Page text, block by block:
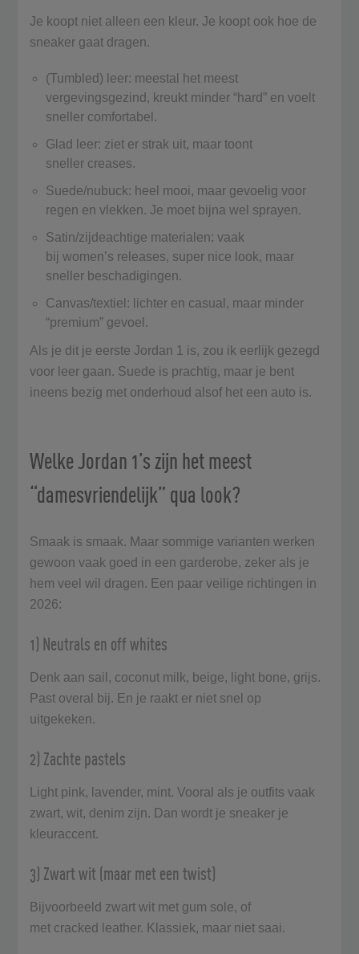
Je koopt niet alleen een kleur. Je koopt ook hoe de
sneaker gaat dragen.
(Tumbled) leer: meestal het meest
vergevingsgezind, kreukt minder “hard” en voelt
sneller comfortabel.
Glad leer: ziet er strak uit, maar toont
sneller creases.
Suede/nubuck: heel mooi, maar gevoelig voor
regen en vlekken. Je moet bijna wel sprayen.
Satin/zijdeachtige materialen: vaak
bij women’s releases, super nice look, maar
sneller beschadigingen.
Canvas/textiel: lichter en casual, maar minder
“premium” gevoel.
Als je dit je eerste Jordan 1 is, zou ik eerlijk gezegd
voor leer gaan. Suede is prachtig, maar je bent
ineens bezig met onderhoud alsof het een auto is.
Welke Jordan 1’s zijn het meest
“damesvriendelijk” qua look?
Smaak is smaak. Maar sommige varianten werken
gewoon vaak goed in een garderobe, zeker als je
hem veel wil dragen. Een paar veilige richtingen in
2026:
1) Neutrals en off whites
Denk aan sail, coconut milk, beige, light bone, grijs.
Past overal bij. En je raakt er niet snel op
uitgekeken.
2) Zachte pastels
Light pink, lavender, mint. Vooral als je outfits vaak
zwart, wit, denim zijn. Dan wordt je sneaker je
kleuraccent.
3) Zwart wit (maar met een twist)
Bijvoorbeeld zwart wit met gum sole, of
met cracked leather. Klassiek, maar niet saai.